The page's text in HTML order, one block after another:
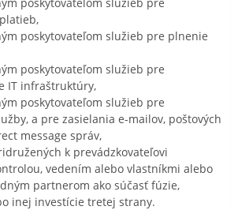
poskytovateľom služieb pre plnenie
poskytovateľom služieb pre
IT infraštruktúry,
poskytovateľom služieb pre
a pre zasielania e-mailov, poštových
message správ,
k prevádzkovateľovi
vedením alebo vlastníkmi alebo
partnerom ako súčasť fúzie,
inej investície tretej strany.